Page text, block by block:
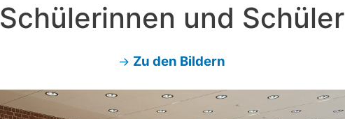
Schülerinnen und Schüler
→ Zu den Bildern